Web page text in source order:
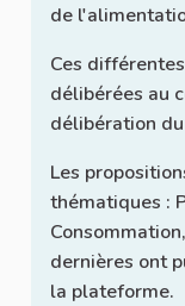
de
Ces
délibérées au
délibération
Les
thématiques :
dernières ont
la plateforme.